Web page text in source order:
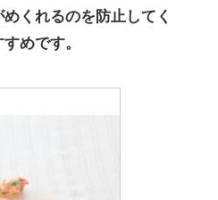
くれるのを防止してく
めです。